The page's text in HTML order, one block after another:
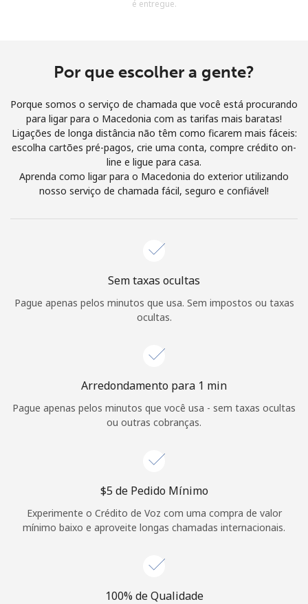
Olá!
Entre ouCADASTRE-SE AGORA →
Login
ou
Continuar com
é entregue.
Por que escolher a gente?
Porque somos o serviço de chamada que você está procurando
para ligar para o Macedonia com as tarifas mais baratas!
Ligações de longa distância não têm como ficarem mais fáceis:
escolha cartões pré-pagos, crie uma conta, compre crédito on-
line e ligue para casa.
Aprenda como ligar para o Macedonia do exterior utilizando
nosso serviço de chamada fácil, seguro e confiável!
Sem taxas ocultas
Pague apenas pelos minutos que usa. Sem impostos ou taxas
ocultas.
Arredondamento para 1 min
Pague apenas pelos minutos que você usa - sem taxas ocultas
ou outras cobranças.
⁦$5⁩ de Pedido Mínimo
Experimente o Crédito de Voz com uma compra de valor
mínimo baixo e aproveite longas chamadas internacionais.
100% de Qualidade